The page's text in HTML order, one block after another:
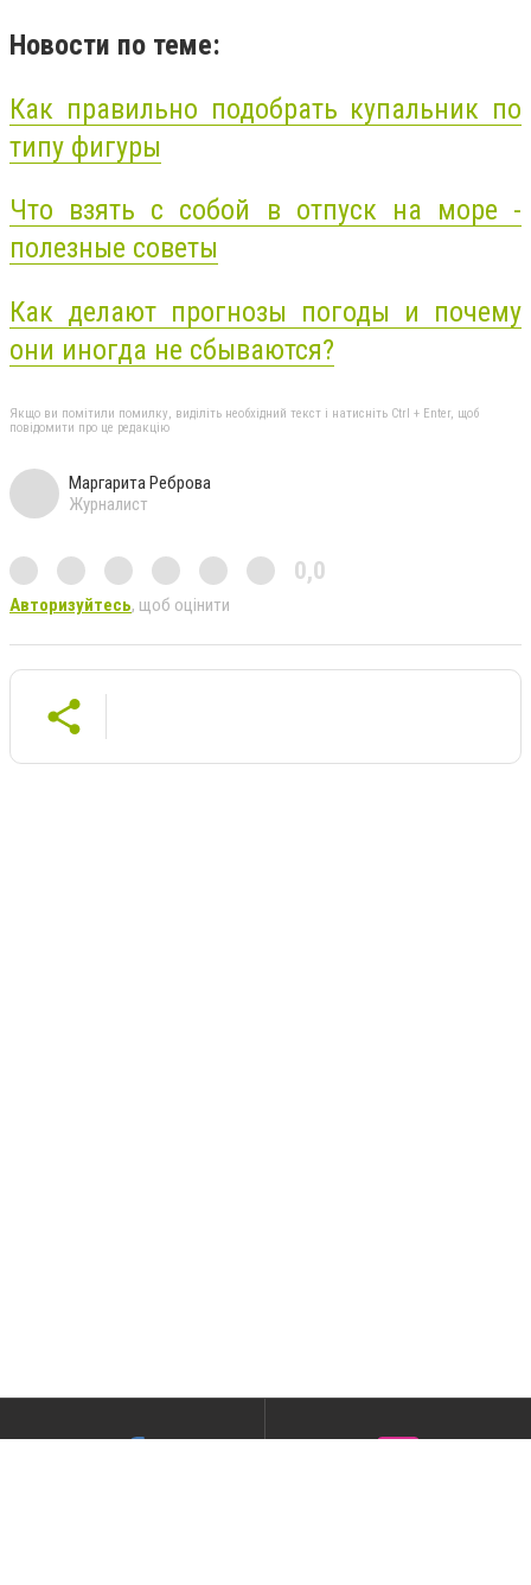
Новости по теме:
Как правильно подобрать купальник по
типу фигуры
Что взять с собой в отпуск на море -
полезные советы
Как делают прогнозы погоды и почему
они иногда не сбываются?
Якщо ви помітили помилку, виділіть необхідний текст і натисніть Ctrl + Enter, щоб
повідомити про це редакцію
Маргарита Реброва
Журналист
0,0
Авторизуйтесь, щоб оцінити